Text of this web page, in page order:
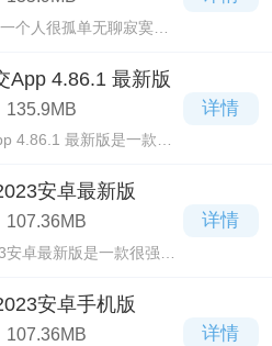
个人很孤单无聊寂寞，
陪你一起聊天，不管是
的人都能从中认识到，
App 4.86.1 最新版
135.9MB
4.86.1 最新版是一款当
社交App 4.86.1 最新版
任何兴趣爱好相同的好
详情
安卓最新版
107.36MB
卓最新版是一款很强大
用这款58同城下载2023
每日都会有大量招聘信
详情
安卓手机版
107.36MB 详情